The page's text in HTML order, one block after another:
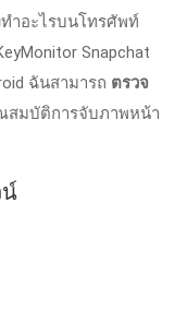
าอะไรบนโทรศัพท์
Snapchat
ฉันสามารถ ตรวจ
สมบัติการจับภาพหน้า
น์